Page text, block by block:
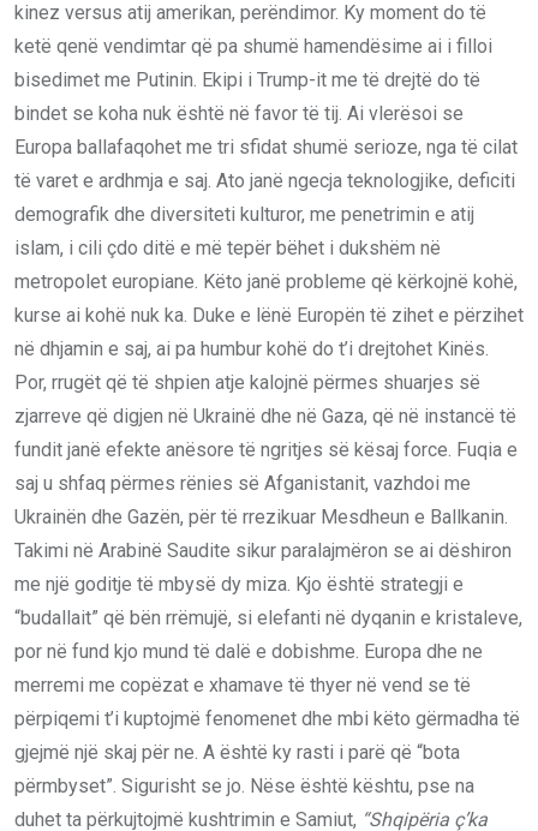
kinez versus atij amerikan, perëndimor. Ky moment do të
ketë qenë vendimtar që pa shumë hamendësime ai i filloi
bisedimet me Putinin. Ekipi i Trump-it me të drejtë do të
bindet se koha nuk është në favor të tij. Ai vlerësoi se
Europa ballafaqohet me tri sfidat shumë serioze, nga të cilat
të varet e ardhmja e saj. Ato janë ngecja teknologjike, deficiti
demografik dhe diversiteti kulturor, me penetrimin e atij
islam, i cili çdo ditë e më tepër bëhet i dukshëm në
metropolet europiane. Këto janë probleme që kërkojnë kohë,
kurse ai kohë nuk ka. Duke e lënë Europën të zihet e përzihet
në dhjamin e saj, ai pa humbur kohë do t’i drejtohet Kinës.
Por, rrugët që të shpien atje kalojnë përmes shuarjes së
zjarreve që digjen në Ukrainë dhe në Gaza, që në instancë të
fundit janë efekte anësore të ngritjes së kësaj force. Fuqia e
saj u shfaq përmes rënies së Afganistanit, vazhdoi me
Ukrainën dhe Gazën, për të rrezikuar Mesdheun e Ballkanin.
Takimi në Arabinë Saudite sikur paralajmëron se ai dëshiron
me një goditje të mbysë dy miza. Kjo është strategji e
“budallait” që bën rrëmujë, si elefanti në dyqanin e kristaleve,
por në fund kjo mund të dalë e dobishme. Europa dhe ne
merremi me copëzat e xhamave të thyer në vend se të
përpiqemi t’i kuptojmë fenomenet dhe mbi këto gërmadha të
gjejmë një skaj për ne. A është ky rasti i parë që “bota
përmbyset”. Sigurisht se jo. Nëse është kështu, pse na
duhet ta përkujtojmë kushtrimin e Samiut, “Shqipëria ç’ka